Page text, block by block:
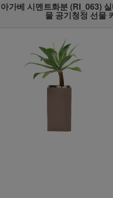
아가베 시멘트화분 (RI_063)
물 공기청정 선물